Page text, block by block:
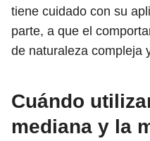
tiene cuidado con su
parte, a que el
de naturaleza compleja
Cuándo
mediana y la